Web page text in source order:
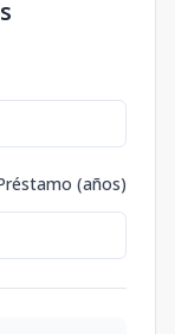
(años)